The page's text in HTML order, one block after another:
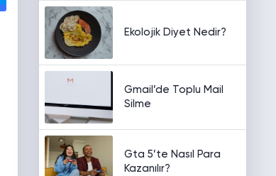
Ekolojik Diyet Nedir?
Gmail’de Toplu Mail
Silme
Gta 5’te Nasıl Para
Kazanılır?